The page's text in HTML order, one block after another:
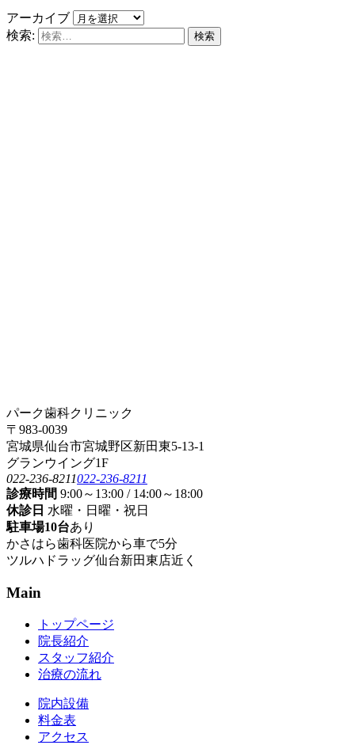
アーカイブ
検索:
パーク歯科クリニック
〒983-0039
宮城県仙台市宮城野区新田東5-13-1
グランウイング1F
022-236-8211022-236-8211
診療時間 9:00～13:00 / 14:00～18:00
休診日 水曜・日曜・祝日
駐車場10台あり
かさはら歯科医院から車で5分
ツルハドラッグ仙台新田東店近く
Main
トップページ
院長紹介
スタッフ紹介
治療の流れ
院内設備
料金表
アクセス